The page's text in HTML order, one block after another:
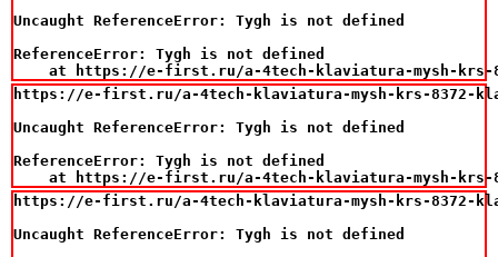
Uncaught ReferenceError: Tygh is not defined
ReferenceError: Tygh is not defined
at https://e-first.ru/a-4tech-klaviatura-mysh-
https://e-first.ru/a-4tech-klaviatura-mysh-krs-8372-klav-
Uncaught ReferenceError: Tygh is not defined
ReferenceError: Tygh is not defined
at https://e-first.ru/a-4tech-klaviatura-mysh-
https://e-first.ru/a-4tech-klaviatura-mysh-krs-8372-klav-
Uncaught ReferenceError: Tygh is not defined